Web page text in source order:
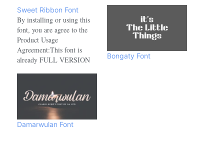
Sweet Ribbon Font
By installing or using this
font, you are agree to the
Product Usage
Agreement:This font is
already FULL VERSION
USE ALLOWED!link to
purchase full version and
commercial licence :-
https://www.creativefabrica.com/product/sweet-
ribbon/ref/208521- For
Bongaty Font
Damarwulan Font